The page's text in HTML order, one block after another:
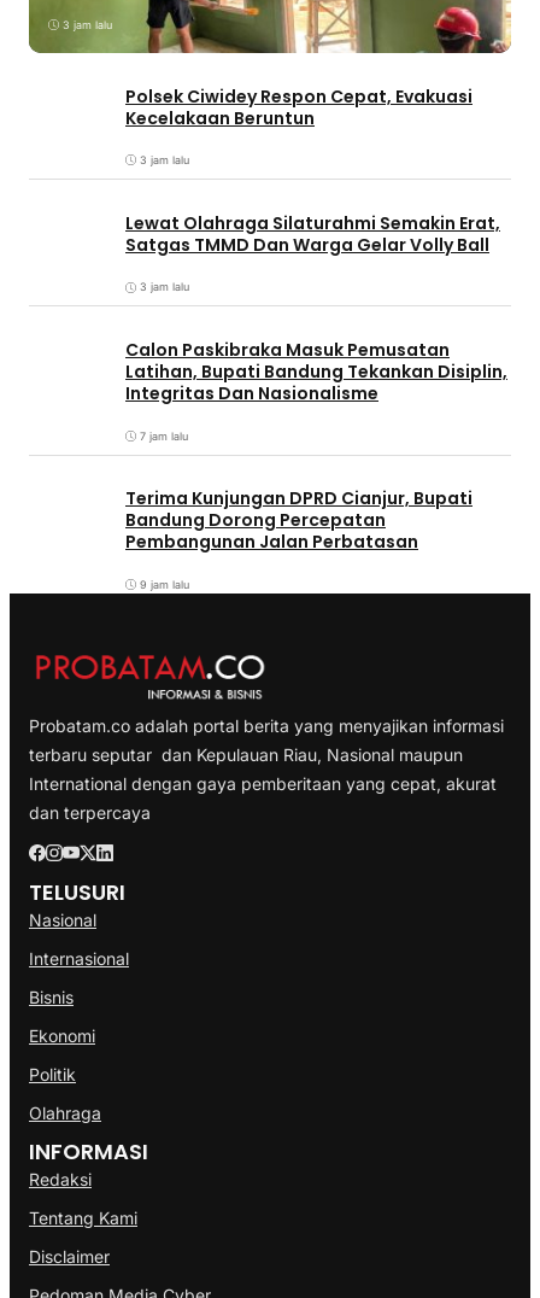
3 jam lalu
Polsek Ciwidey Respon Cepat, Evakuasi
Kecelakaan Beruntun
3 jam lalu
Lewat Olahraga Silaturahmi Semakin Erat,
Satgas TMMD Dan Warga Gelar Volly Ball
3 jam lalu
Calon Paskibraka Masuk Pemusatan
Latihan, Bupati Bandung Tekankan Disiplin,
Integritas Dan Nasionalisme
7 jam lalu
Terima Kunjungan DPRD Cianjur, Bupati
Bandung Dorong Percepatan
Pembangunan Jalan Perbatasan
9 jam lalu
Probatam.co adalah portal berita yang menyajikan informasi
terbaru seputar dan Kepulauan Riau, Nasional maupun
International dengan gaya pemberitaan yang cepat, akurat
dan terpercaya
TELUSURI
Nasional
Internasional
Bisnis
Ekonomi
Politik
Olahraga
INFORMASI
Redaksi
Tentang Kami
Disclaimer